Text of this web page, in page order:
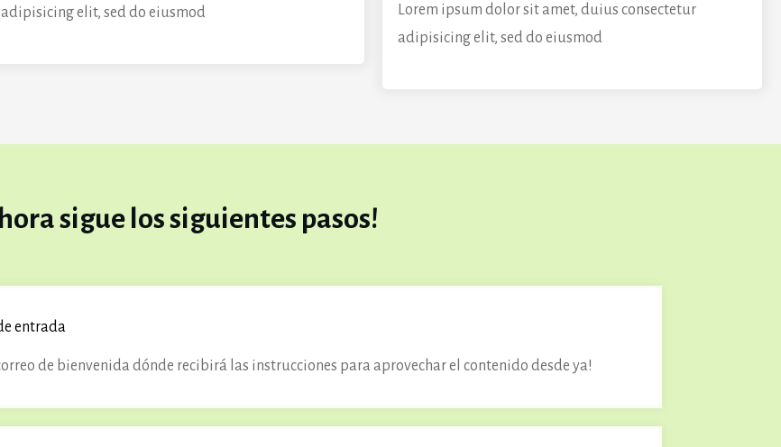
adipisicing elit, sed do eiusmod
Lorem ipsum dolor sit amet, duius consectetur
adipisicing elit, sed do eiusmod
sigue los siguientes pasos!
entrada
de bienvenida dónde recibirá las instrucciones para aprovechar el contenido desde ya!